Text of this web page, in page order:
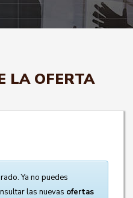
LA OFERTA
Ya no puedes
las nuevas ofertas